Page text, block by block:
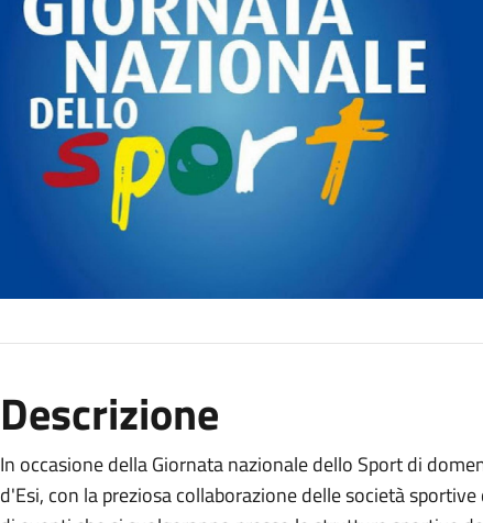
Descrizione
In occasione della Giornata nazionale dello Sport di
d'Esi, con la preziosa collaborazione delle società